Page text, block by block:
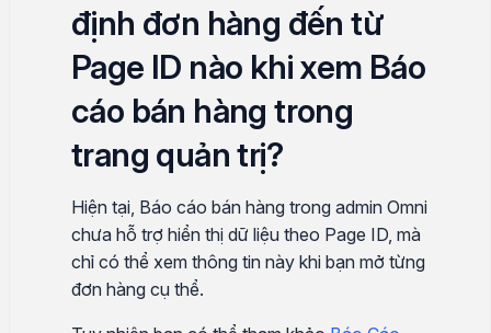
định đơn hàng đến từ
Page ID nào khi xem Báo
cáo bán hàng trong
trang quản trị?
Hiện tại, Báo cáo bán hàng trong admin Omni
chưa hỗ trợ hiển thị dữ liệu theo Page ID, mà
chỉ có thể xem thông tin này khi bạn mở từng
đơn hàng cụ thể.